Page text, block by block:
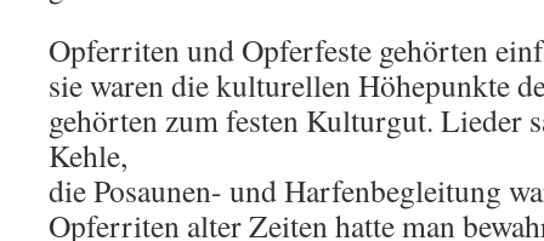
Opferriten und Opferfeste gehörten
sie waren die kulturellen Höhepunkte
gehörten zum festen Kulturgut. Lieder
Kehle,
die Posaunen- und Harfenbegleitung
Opferriten alter Zeiten hatte man